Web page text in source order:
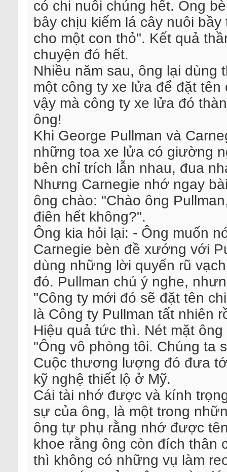
có chi nuôi chúng hết. Ông
bây chịu kiếm lá cây nuôi
cho một con thỏ". Kết quả
chuyện đó hết.
Nhiều năm sau, ông lại dùng
một công ty xe lửa để đặt
vậy mà công ty xe lửa đó
ông!
Khi George Pullman và
những toa xe lửa có giường
bên chỉ trích lẫn nhau, đua
Nhưng Carnegie nhớ ngay
ông chào: "Chào ông
điên hết không?".
Ông kia hỏi lại: - Ông muốn
Carnegie bèn đề xướng với
dùng những lời quyến rũ
đó. Pullman chú ý nghe,
"Công ty mới đó sẽ đặt tên
là Công ty Pullman tất nhiên
Hiệu quả tức thì. Nét mặt
"Ông vô phòng tôi. Chúng ta
Cuộc thương lượng đó đưa
kỹ nghệ thiết lộ ở Mỹ.
Cái tài nhớ được và kính
sự của ông, là một trong
ông tự phụ rằng nhớ được
khoe rằng ông còn đích thân
thì không có những vụ làm